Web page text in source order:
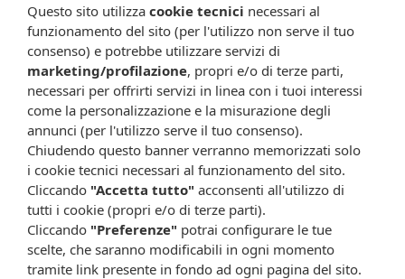
Recensioni certificate
Questo sito utilizza cookie tecnici necessari al
funzionamento del sito (per l'utilizzo non serve il tuo
consenso) e potrebbe utilizzare servizi di
marketing/profilazione, propri e/o di terze parti,
necessari per offrirti servizi in linea con i tuoi interessi
come la personalizzazione e la misurazione degli
annunci (per l'utilizzo serve il tuo consenso).
Chiudendo questo banner verranno memorizzati solo
i cookie tecnici necessari al funzionamento del sito.
Cliccando "Accetta tutto" acconsenti all'utilizzo di
tutti i cookie (propri e/o di terze parti).
Cliccando "Preferenze" potrai configurare le tue
scelte, che saranno modificabili in ogni momento
tramite link presente in fondo ad ogni pagina del sito.